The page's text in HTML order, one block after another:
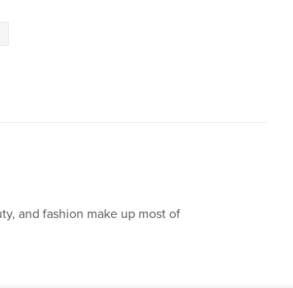
and fashion make up most of